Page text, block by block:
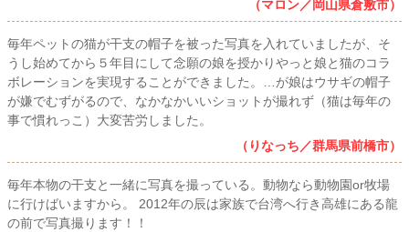
（マロン／岡山県倉敷市）
毎年ペットの猫が干支の帽子を被った写真を入れていましたが、そ
うし始めてから５年目にして念願の娘を授かりやっと娘と猫のコラ
ボレーションを実現することができました。…が娘はウサギの帽子
が嫌でむずがるので、なかなかいいショットが撮れず（猫は毎年の
事で慣れっこ）大変苦労しました。
（りなっち／群馬県前橋市）
毎年本物の干支と一緒に写真を撮っている。動物なら動物園or牧場
に行けばいますから。 2012年の辰は家族で台湾へ行き高雄にある龍
の前で写真撮ります！！